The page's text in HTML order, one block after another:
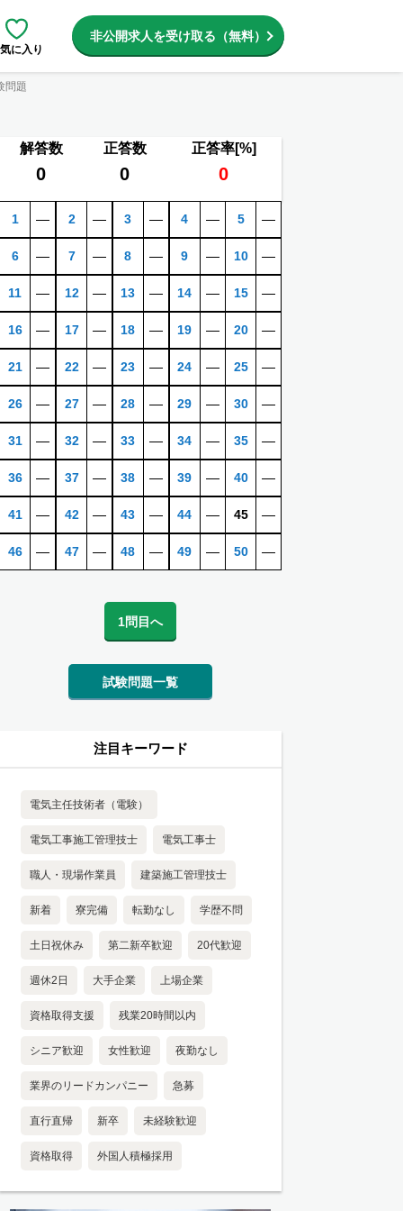
に入り
非公開求人を受け取る（無料）
問題
解答数 正答数 正答率[%]
0 0 0
1 ―
6 ―
11 ―
16 ―
21 ―
26 ―
31 ―
36 ―
41 ―
46 ―
2 ―
7 ―
12 ―
17 ―
22 ―
27 ―
32 ―
37 ―
42 ―
47 ―
3 ―
8 ―
13 ―
18 ―
23 ―
28 ―
33 ―
38 ―
43 ―
48 ―
4 ―
9 ―
14 ―
19 ―
24 ―
29 ―
34 ―
39 ―
44 ―
49 ―
5 ―
10 ―
15 ―
20 ―
25 ―
30 ―
35 ―
40 ―
45 ―
50 ―
1問目へ
試験問題一覧
注目キーワード
電気主任技術者（電験）
電気工事施工管理技士 電気工事士
職人・現場作業員 建築施工管理技士
新着 寮完備 転勤なし 学歴不問
土日祝休み 第二新卒歓迎 20代歓迎
週休2日 大手企業 上場企業
資格取得支援 残業20時間以内
シニア歓迎 女性歓迎 夜勤なし
業界のリードカンパニー 急募
直行直帰 新卒 未経験歓迎
資格取得 外国人積極採用